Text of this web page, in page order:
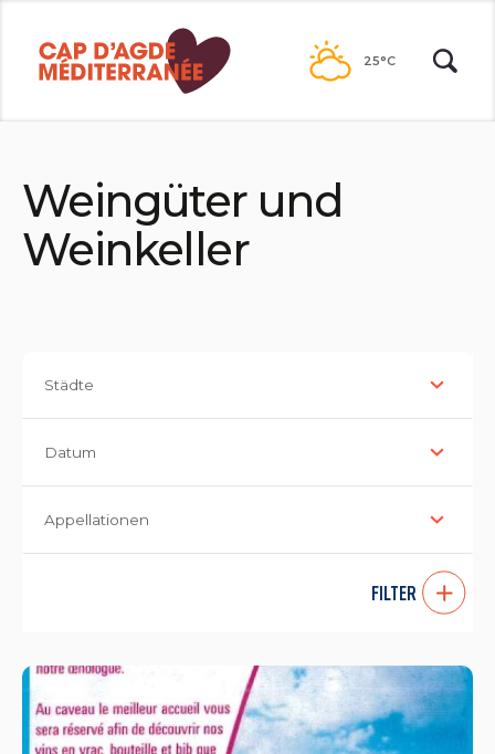
Inhalt
25°C
Weingüter und
Weinkeller
Städte
Datum
Appellationen
FILTER